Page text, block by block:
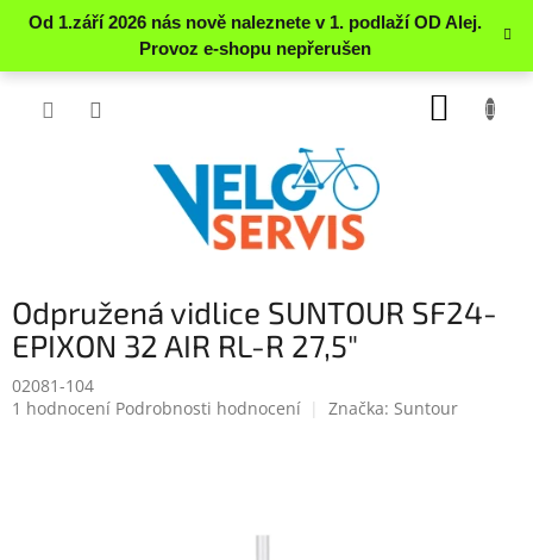
Přejít
Odpružená vidlice SUNTOUR SF24-
EPIXON 32 AIR RL-R 27,5"
02081-104
Průměrné
1 hodnocení Podrobnosti hodnocení Značka: Suntour